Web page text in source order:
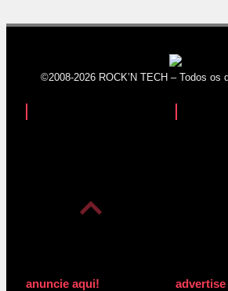
©2008-2026 ROCK’N TECH – Todos os
anuncie aqui! advertise